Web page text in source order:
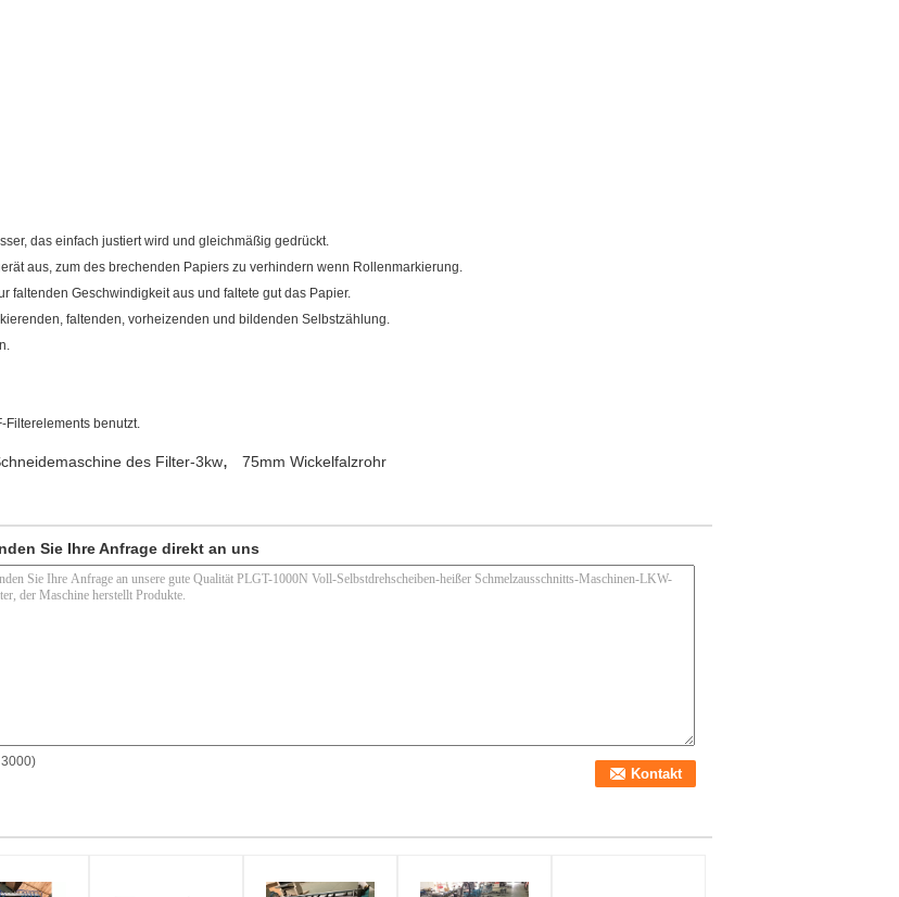
das einfach justiert wird und gleichmäßig gedrückt.
aus, zum des brechenden Papiers zu verhindern wenn Rollenmarkierung.
faltenden Geschwindigkeit aus und faltete gut das Papier.
faltenden, vorheizenden und bildenden Selbstzählung.
Filterelements benutzt.
des Filter-3kw, 75mm Wickelfalzrohr
Sie Ihre Anfrage direkt an uns